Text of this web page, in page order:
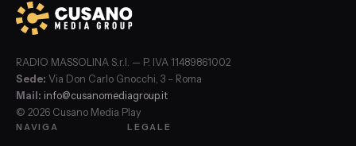
RADIO MASSOLINA S.r.l. — P. IVA 11489861002
Sede: Via Don Carlo Gnocchi, 3 – Roma
Mail: info@cusanomediagroup.it
© 2026 Cusano Media Play
NAVIGA LEGALE